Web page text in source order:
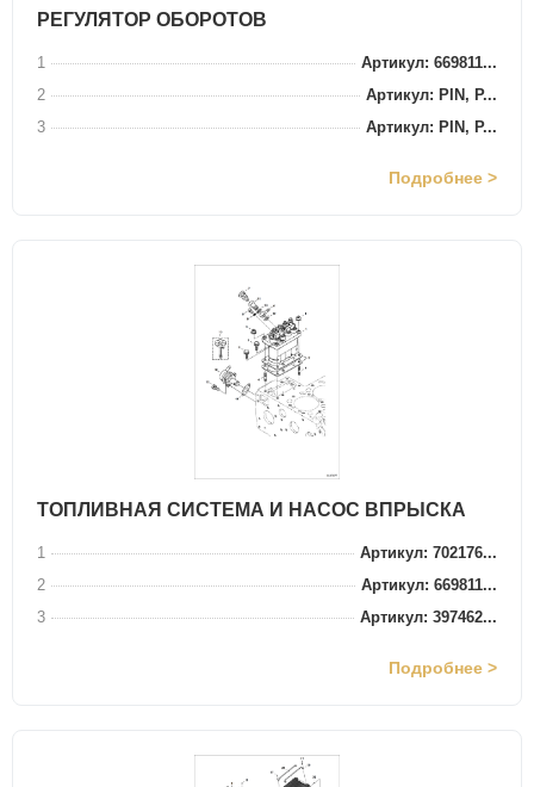
РЕГУЛЯТОР ОБОРОТОВ
1
Артикул: 669811...
2
Артикул: PIN, P...
3
Артикул: PIN, P...
Подробнее >
ТОПЛИВНАЯ СИСТЕМА И НАСОС ВПРЫСКА
1
Артикул: 702176...
2
Артикул: 669811...
3
Артикул: 397462...
Подробнее >